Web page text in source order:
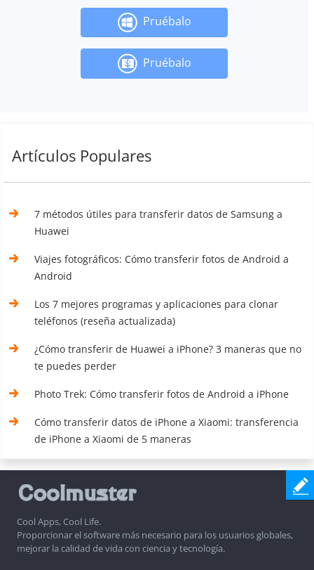
Pruébalo
Pruébalo
Artículos Populares
7 métodos útiles para transferir datos de Samsung a
Huawei
Viajes fotográficos: Cómo transferir fotos de Android a
Android
Los 7 mejores programas y aplicaciones para clonar
teléfonos (reseña actualizada)
¿Cómo transferir de Huawei a iPhone? 3 maneras que no
te puedes perder
Photo Trek: Cómo transferir fotos de Android a iPhone
Cómo transferir datos de iPhone a Xiaomi: transferencia
de iPhone a Xiaomi de 5 maneras
Cool Apps, Cool Life.
Proporcionar el software más necesario para los usuarios globales,
mejorar la calidad de vida con ciencia y tecnología.